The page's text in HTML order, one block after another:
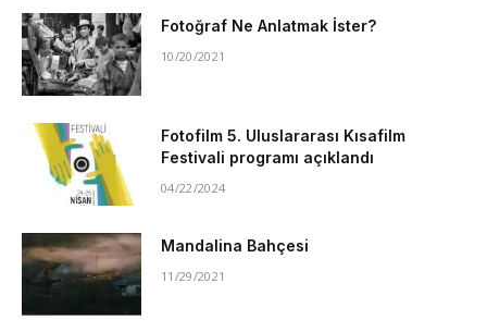
Fotoğraf Ne Anlatmak İster?
10/20/2021
Fotofilm 5. Uluslararası Kısafilm
Festivali programı açıklandı
04/22/2024
Mandalina Bahçesi
11/29/2021